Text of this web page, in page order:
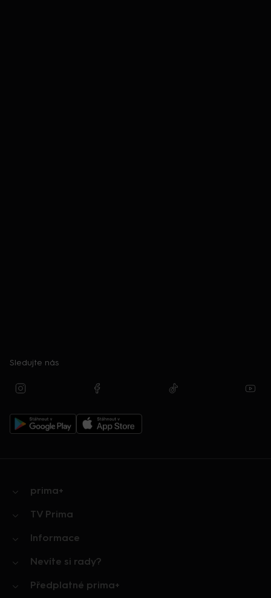
Sledujte nás
prima+
TV Prima
Informace
Nevíte si rady?
Předplatné prima+